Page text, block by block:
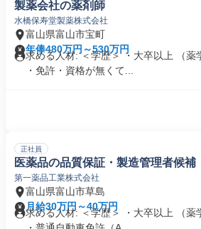
製薬会社の薬剤師
水橋保寿堂製薬株式会社
富山県富山市宝町
年俸480万円～530万円
求める人材: ＜学歴＞ ・大卒以上 （薬
・免許・資格が無くて...
正社員
医薬品の品質保証・製造管理者候補
第一薬品工業株式会社
富山県富山市草島
月給30万円～40万円
求める人材: ＜学歴＞ ・大卒以上 （薬